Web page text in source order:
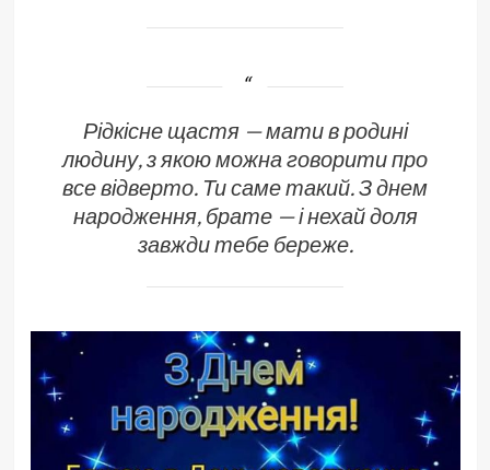
Рідкісне щастя — мати в родині
людину, з якою можна говорити про
все відверто. Ти саме такий. З днем
народження, брате — і нехай доля
завжди тебе береже.